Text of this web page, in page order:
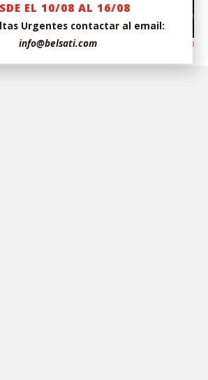
EL 10/08 AL 16/08
Urgentes contactar al email:
info@belsati.com